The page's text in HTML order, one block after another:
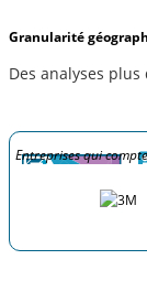
Granularité
Des analyses
Entreprises qui